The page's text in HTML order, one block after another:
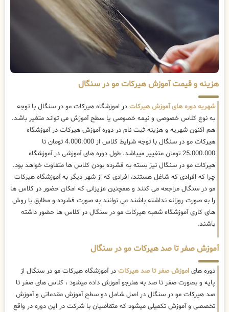
هزینه و قیمت آموزش هیرکات مو در سنگال
شهریه دوره های آموزش هیرکات در اموزشگاه هیرکات مو در سنگال با توجه
به نوع کلاس خصوصی و نیمه خصوصی یا سطح آموزش می تواند متغیر باشد.
هم اکنون شهریه و هزینه ثبت نام در دوره آموزش هیرکات در آموزشگاه
هیرکات مو در سنگال با توجه شرایط کلاس از 4.000.000 تومان تا
25.000.000 تومان متغییر میباشد. طول دوره های آموزشی در آموزشگاه
هیرکات مو در سنگال نیز بسته به فشرده بودن کلاس ها متفاوت خواهد بود.
چرا که افرادی که شاغل هستند، افرادی که از شهر دیگر به آموزشگاه هیرکات
مو در سنگال مراجعه می کنند و همچنین عزیزانی که امکان حضور در کلاس ها
را به صورت روزانه نداشته باشند می توانند به صورت فشرده و مطابق با روش
های کاری آموزشگاه شعبه هیرکات مو در سنگال در کلاس ها حضور داشته
باشند.
آموزش صفر تا صد هیرکات مو در سنگال
دوره های اموزش صفر تا صد هیرکات در آموزشگاه هیرکات مو در سنگال از
پایه و بصورت صفر تا صد به هنرجو آموزش داده میشود ، کلاس های صفر تا
صد هیرکات مو در سنگال در اصل شامل دو سطح آموزش مقدماتی و آموزش
تخصصی و آموزش تکمیلی میشود که متقاضیان با شرکت در این دوره در واقع